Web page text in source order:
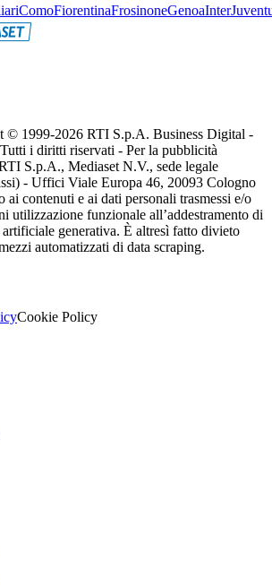
ComoFiorentinaFrosinoneGenoaInter
© 1999-2026 RTI S.p.A. Business Digital -
i diritti riservati - Per la pubblicità
S.p.A., Mediaset N.V., sede legale
- Uffici Viale Europa 46, 20093 Cologno
ai contenuti e ai dati personali trasmessi e/o
utilizzazione funzionale all’addestramento di
generativa. È altresì fatto divieto
automatizzati di data scraping.
Cookie Policy